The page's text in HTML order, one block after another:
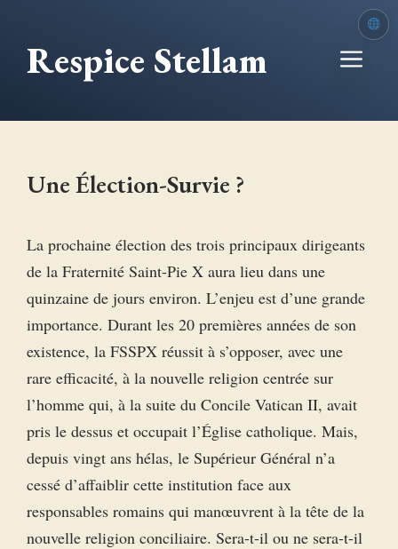
contenuRespice Stellam
Une Élection-Survie ?
La prochaine élection des trois principaux dirigeants
de la Fraternité Saint-Pie X aura lieu dans une
quinzaine de jours environ. L’enjeu est d’une grande
importance. Durant les 20 premières années de son
existence, la FSSPX réussit à s’opposer, avec une
rare efficacité, à la nouvelle religion centrée sur
l’homme qui, à la suite du Concile Vatican II, avait
pris le dessus et occupait l’Église catholique. Mais,
depuis vingt ans hélas, le Supérieur Général n’a
cessé d’affaiblir cette institution face aux
responsables romains qui manœuvrent à la tête de la
nouvelle religion conciliaire. Sera-t-il ou ne sera-t-il